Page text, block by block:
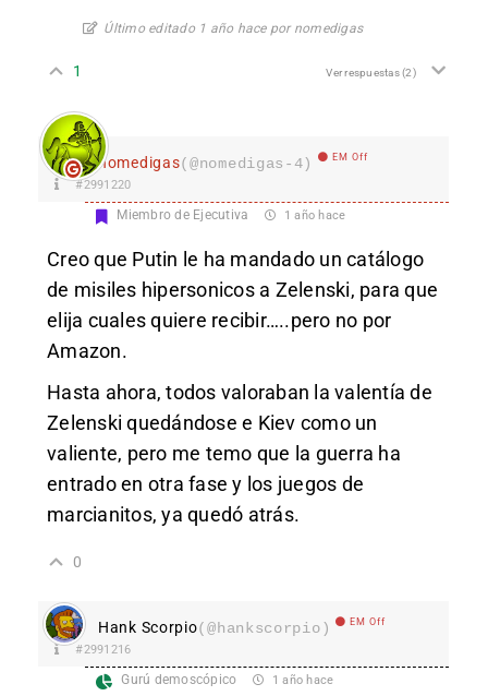
Último editado 1 año hace por nomedigas
1 Ver respuestas(2)
nomedigas(@nomedigas-4) EM Off
#2991220
Miembro de Ejecutiva 1 año hace
Creo que Putin le ha mandado un catálogo
de misiles hipersonicos a Zelenski, para que
elija cuales quiere recibir…..pero no por
Amazon.
Hasta ahora, todos valoraban la valentía de
Zelenski quedándose e Kiev como un
valiente, pero me temo que la guerra ha
entrado en otra fase y los juegos de
marcianitos, ya quedó atrás.
0
Hank Scorpio(@hankscorpio) EM Off
#2991216
Gurú demoscópico 1 año hace